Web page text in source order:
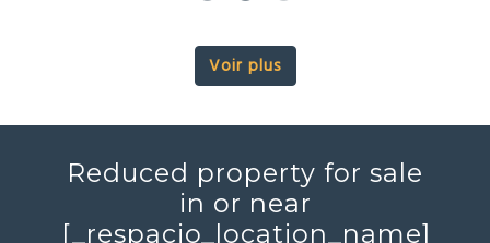
Voir plus
Reduced property for sale
in or near
[_respacio_location_name]